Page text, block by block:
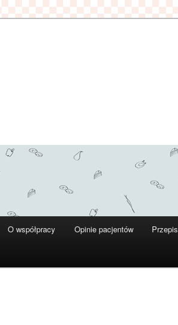
O współpracy Opinie pacjentów